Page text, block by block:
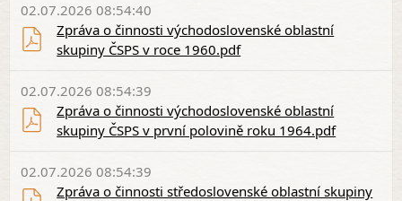
Zpráva o činnosti východoslovenské oblastní
skupiny ČSPS v roce 1960.pdf
02.07.2026 08:54:40
Zpráva o činnosti východoslovenské oblastní
skupiny ČSPS v první polovině roku 1964.pdf
02.07.2026 08:54:39
Zpráva o činnosti středoslovenské oblastní skupiny
02.07.2026 08:54:39